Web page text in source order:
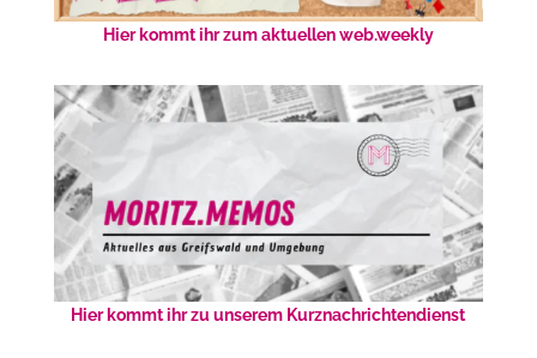
Hier kommt ihr zum aktuellen web.weekly
Hier kommt ihr zu unserem Kurznachrichtendienst